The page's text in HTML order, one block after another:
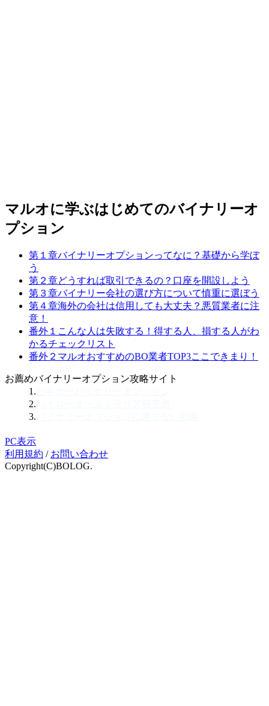
マルオに学ぶはじめてのバイナリーオ
プション
第１章バイナリーオプションってなに？ 基礎から学ぼ
う
第２章どうすれば取引できるの？ 口座を開設しよう
第３章バイナリー会社の選び方について慎重に選ぼう
第４章海外の会社は信用しても大丈夫？ 悪質業者に注
意！
番外１ こんな人は失敗する！ 得する人、損する人がわ
かるチェックリスト
番外２ マルオおすすめのBO業者TOP3ここできまり！
お薦めバイナリーオプション攻略サイト
1.
2.
3.
PC表示
利用規約 / お問い合わせ
Copyright(C)BOLOG.